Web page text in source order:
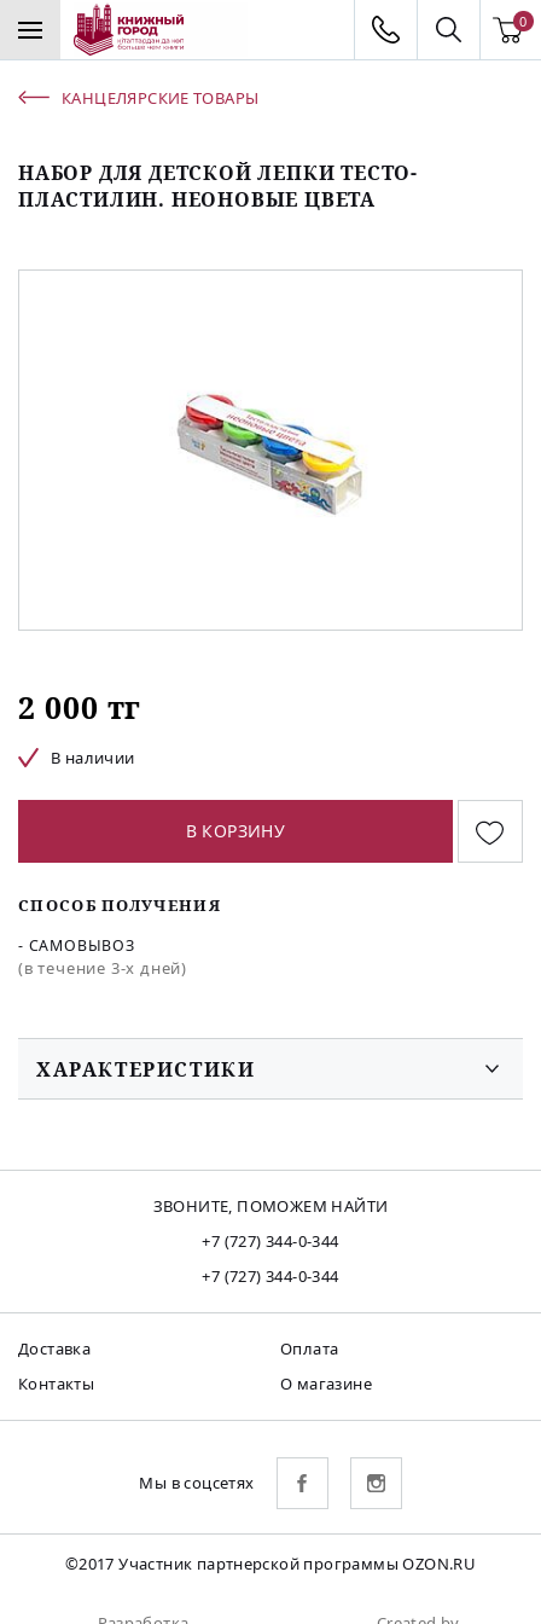
0
КАНЦЕЛЯРСКИЕ ТОВАРЫ
НАБОР ДЛЯ ДЕТСКОЙ ЛЕПКИ ТЕСТО-
ПЛАСТИЛИН. НЕОНОВЫЕ ЦВЕТА
2 000 тг
В наличии
В КОРЗИНУ
СПОСОБ ПОЛУЧЕНИЯ
- САМОВЫВОЗ
(в течение 3-х дней)
ХАРАКТЕРИСТИКИ
ЗВОНИТЕ, ПОМОЖЕМ НАЙТИ
+7 (727) 344-0-344
+7 (727) 344-0-344
Доставка
Оплата
Контакты
О магазине
Мы в соцсетях
©2017 Участник партнерской программы OZON.RU